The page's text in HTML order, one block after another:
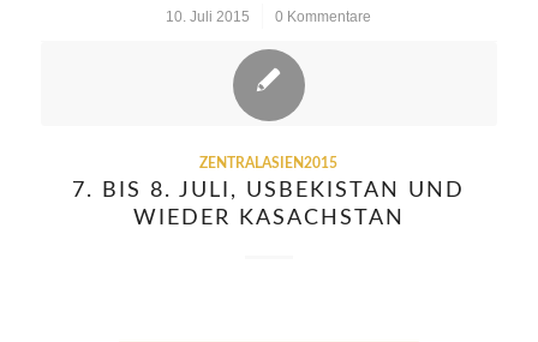
10. Juli 2015 0 Kommentare
ZENTRALASIEN2015
7. BIS 8. JULI, USBEKISTAN UND
WIEDER KASACHSTAN